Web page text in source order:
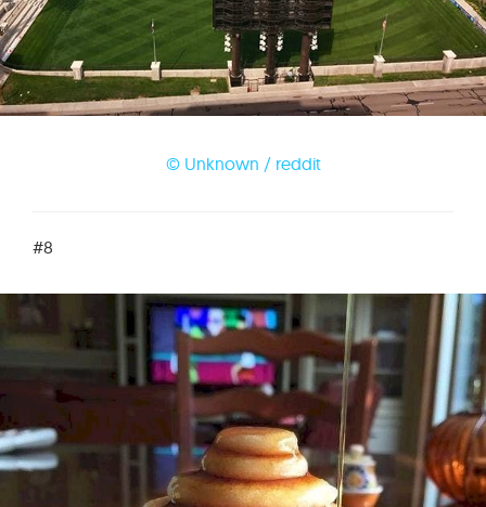
© Unknown / reddit
#8